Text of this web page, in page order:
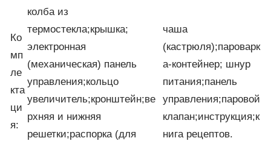
Ко
мп
ле
кта
ци
я:
колба из
термостекла;крышка;
электронная
(механическая) панель
управления;кольцо
увеличитель;кронштейн;ве
рхняя и нижняя
решетки;распорка (для
чаша
(кастрюля);пароварк
а-контейнер; шнур
питания;панель
управления;паровой
клапан;инструкция;к
нига рецептов.